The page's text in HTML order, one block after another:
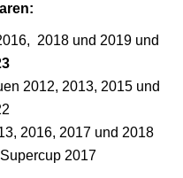
2018 und 2019 und
2012, 2013, 2015 und
2016, 2017 und 2018
2017